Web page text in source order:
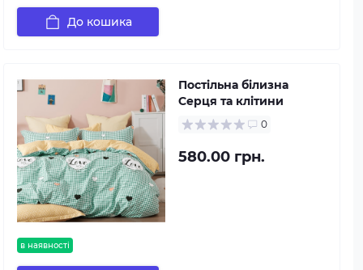
До кошика
в наявності
Постільна білизна
Серця та клітини
0
580.00 грн.